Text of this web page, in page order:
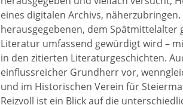
eines digitalen Archivs,
herausgegebenen, dem Spätmittelalter
Literatur umfassend gewürdigt wird –
in den zitierten Literaturgeschichten.
einflussreicher Grundherr vor,
und im Historischen Verein für
Reizvoll ist ein Blick auf die